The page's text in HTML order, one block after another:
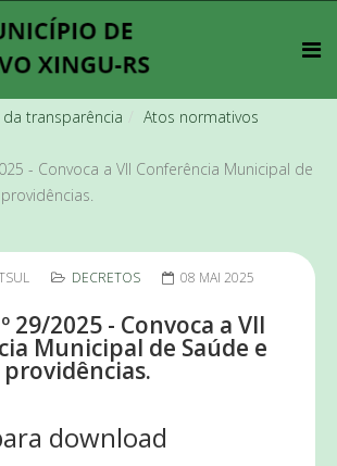
da transparência
Atos normativos
- Convoca a VII Conferência Municipal de
DECRETOS
08 MAI 2025
29/2025 - Convoca a VII
Municipal de Saúde e
download